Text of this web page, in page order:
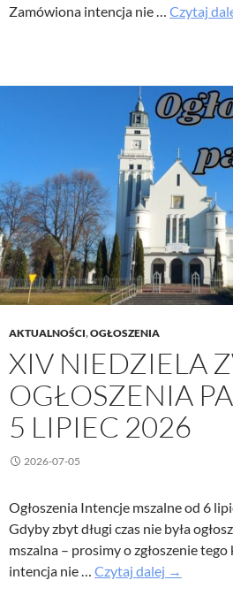
Zamówiona intencja nie … Czytaj
AKTUALNOŚCI,OGŁOSZENIA
XIV NIEDZIELA
OGŁOSZENIA
5 LIPIEC 2026
2026-07-05
Ogłoszenia Intencje mszalne od 6
Gdyby zbyt długi czas nie była
mszalna – prosimy o zgłoszenie
intencja nie … Czytaj dalej XIV
→